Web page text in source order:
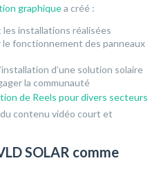
graphiquea créé :
installations réalisées
fonctionnement des panneaux
d’une solution solaire
la communauté
de Reels pour divers secteurs
contenu vidéo court et
SOLAR comme